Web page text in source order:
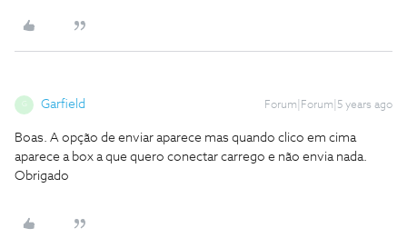
Garfield Forum|Forum|5 years ago
Boas. A opção de enviar aparece mas quando clico em cima
aparece a box a que quero conectar carrego e não envia nada.
Obrigado